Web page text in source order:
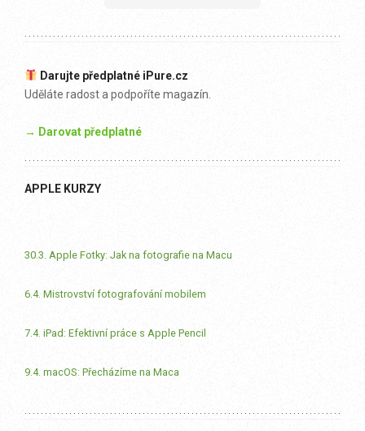
Darujte předplatné iPure.cz
Uděláte radost a podpoříte magazín.
→ Darovat předplatné
APPLE KURZY
30.3. Apple Fotky: Jak na fotografie na Macu
6.4. Mistrovství fotografování mobilem
7.4. iPad: Efektivní práce s Apple Pencil
9.4. macOS: Přecházíme na Maca